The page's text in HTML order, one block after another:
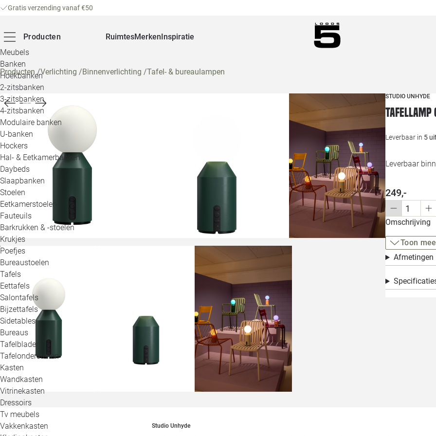
Gratis verzending vanaf €50
Producten
Meubels
Banken
Hoekbanken
2-zitsbanken
3-zitsbanken
4-zitsbanken
Modulaire banken
U-banken
Hockers
Hal- & Eetkamerbanken
Daybeds
Slaapbanken
Stoelen
Eetkamerstoelen
Fauteuils
Barkrukken & -stoelen
Krukjes
Poefjes
Bureaustoelen
Tafels
Eettafels
Salontafels
Bijzettafels
Sidetables
Bureaus
Tafelbladen
Tafelonderstellen
Kasten
Wandkasten
Vitrinekasten
Dressoirs
Tv meubels
Vakkenkasten
RuimtesMerkenInspiratie
Producten/Verlichting /Binnenverlichting /Tafel- & bureaulampen
STUDIO UNHYDE
Tafellamp
Leverbaar in 5
Leverbaar
249,-
Omschrijving
Toon
Afmetingen
Studio Unhyde